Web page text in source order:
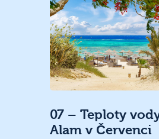
07 – Teploty
Alam v Červenci